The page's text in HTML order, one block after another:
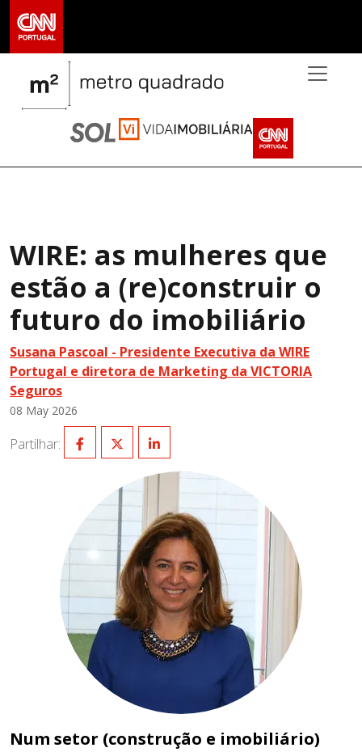
WIRE: as mulheres que
estão a (re)construir o
futuro do imobiliário
Susana Pascoal - Presidente Executiva da WIRE
Portugal e diretora de Marketing da VICTORIA
Seguros
08 May 2026
Partilhar:
Num setor (construção e imobiliário)